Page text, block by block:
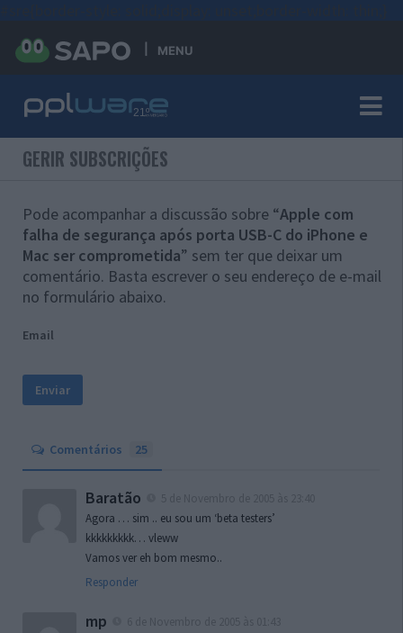
MENU
GERIR SUBSCRIÇÕES
Pode acompanhar a discussão sobre “Apple com
falha de segurança após porta USB-C do iPhone e
Mac ser comprometida” sem ter que deixar um
comentário. Basta escrever o seu endereço de e-mail
no formulário abaixo.
Email
Comentários 25
Baratão
Agora … sim .. eu sou um ‘beta testers’
kkkkkkkkk… vleww
Vamos ver eh bom mesmo..
Responder
mp